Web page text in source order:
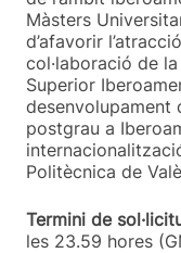
Màsters
d’afavorir
col·laboració de
Superior
desenvolupament
postgrau a
Politècnica de
Termini de
les 23.59 hores